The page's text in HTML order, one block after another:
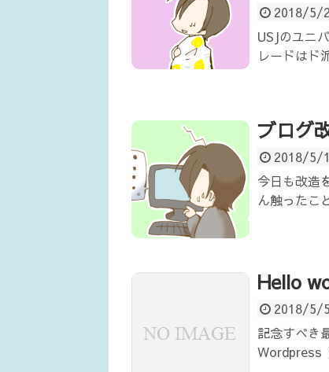
2018/5/
USJのユニ
レードはド
ブログ
2018/5/
今日も改造
ん触ったこ
Hello
2018/5/5
記念すべき
Wordpress